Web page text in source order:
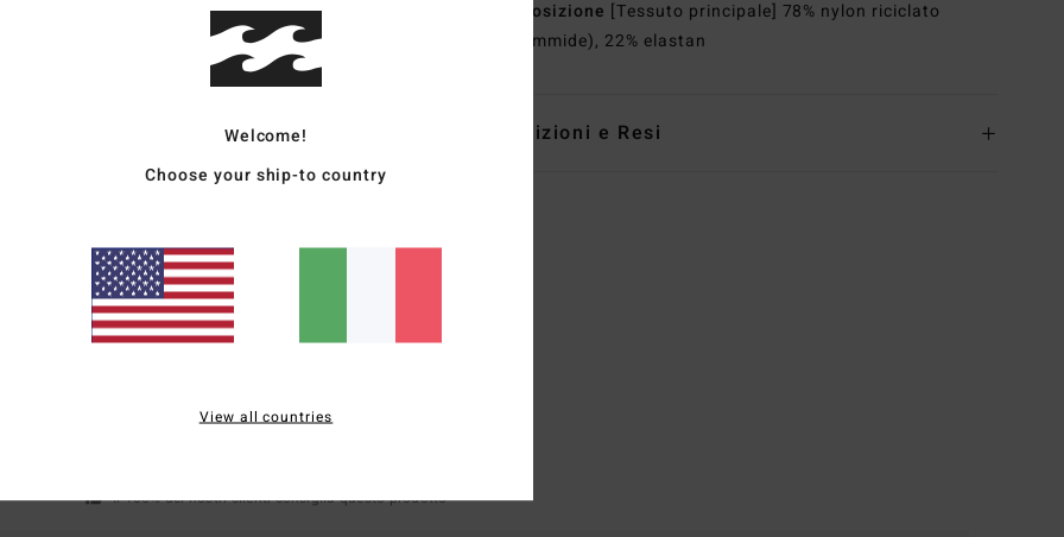
Composizione [Tessuto principale] 78% nylon riciclato
(poliammide), 22% elastan
Spedizioni e Resi
Punteggio medio
5.0
Il 100% dei nostri clienti consiglia questo prodotto
Welcome!
Choose your ship-to country
View all countries